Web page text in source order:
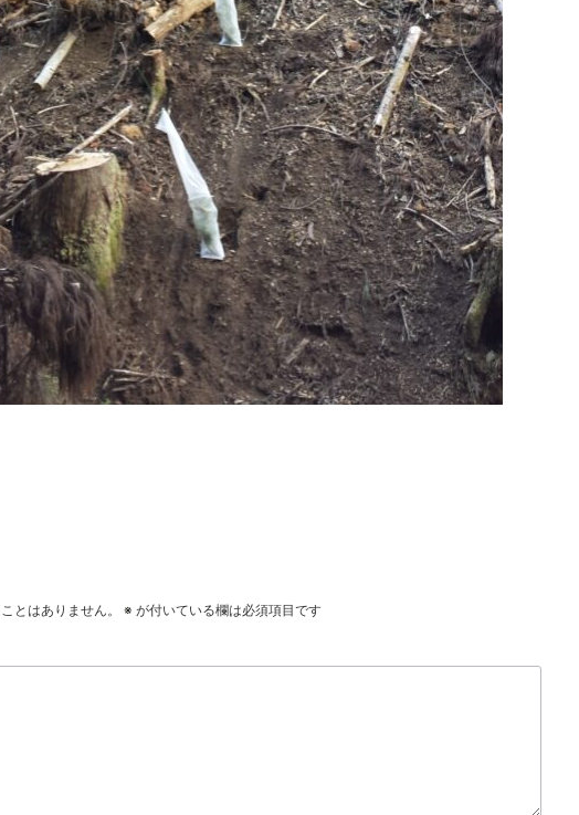
とはありません。 ※ が付いている欄は必須項目です